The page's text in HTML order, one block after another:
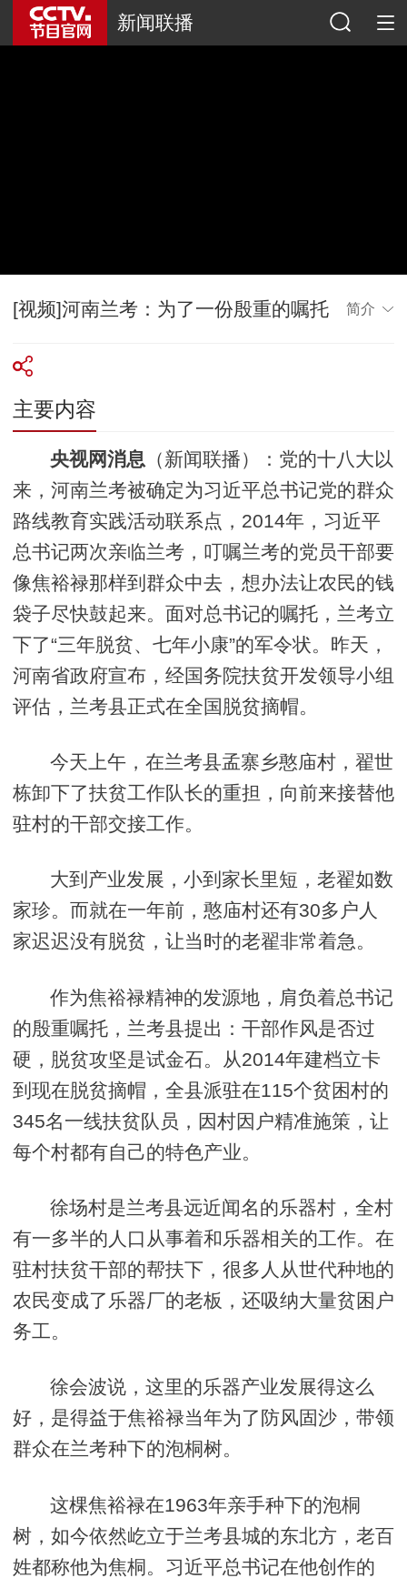
新闻联播
[视频]河南兰考：为了一份殷重的嘱托 简介
主要内容
央视网消息 （新闻联播）：党的十八大以
来，河南兰考被确定为习近平总书记党的群众
路线教育实践活动联系点，2014年，习近平
总书记两次亲临兰考，叮嘱兰考的党员干部要
像焦裕禄那样到群众中去，想办法让农民的钱
袋子尽快鼓起来。面对总书记的嘱托，兰考立
下了“三年脱贫、七年小康”的军令状。昨天，
河南省政府宣布，经国务院扶贫开发领导小组
评估，兰考县正式在全国脱贫摘帽。
今天上午，在兰考县孟寨乡憨庙村，翟世
栋卸下了扶贫工作队长的重担，向前来接替他
驻村的干部交接工作。
大到产业发展，小到家长里短，老翟如数
家珍。而就在一年前，憨庙村还有30多户人
家迟迟没有脱贫，让当时的老翟非常着急。
作为焦裕禄精神的发源地，肩负着总书记
的殷重嘱托，兰考县提出：干部作风是否过
硬，脱贫攻坚是试金石。从2014年建档立卡
到现在脱贫摘帽，全县派驻在115个贫困村的
345名一线扶贫队员，因村因户精准施策，让
每个村都有自己的特色产业。
徐场村是兰考县远近闻名的乐器村，全村
有一多半的人口从事着和乐器相关的工作。在
驻村扶贫干部的帮扶下，很多人从世代种地的
农民变成了乐器厂的老板，还吸纳大量贫困户
务工。
徐会波说，这里的乐器产业发展得这么
好，是得益于焦裕禄当年为了防风固沙，带领
群众在兰考种下的泡桐树。
这棵焦裕禄在1963年亲手种下的泡桐
树，如今依然屹立于兰考县城的东北方，老百
姓都称他为焦桐。习近平总书记在他创作的